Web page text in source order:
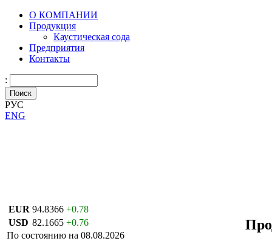
О КОМПАНИИ
Продукция
Каустическая сода
Предприятия
Контакты
:
РУС
ENG
EUR 94.8366 +0.78
USD 82.1665 +0.76
По состоянию на 08.08.2026